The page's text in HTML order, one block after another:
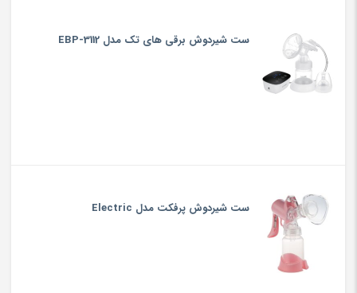
ست شیردوش برقی های تک مدل EBP-3112
ست شیردوش پرفکت مدل Electric